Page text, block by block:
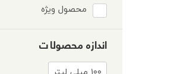
محصول ویژه
اندازه محصولات